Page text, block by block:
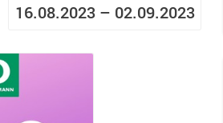
16.08.2023 – 02.09.2023